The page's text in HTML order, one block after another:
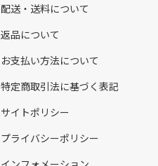
配送・送料について
返品について
お支払い方法について
特定商取引法に基づく表記
サイトポリシー
プライバシーポリシー